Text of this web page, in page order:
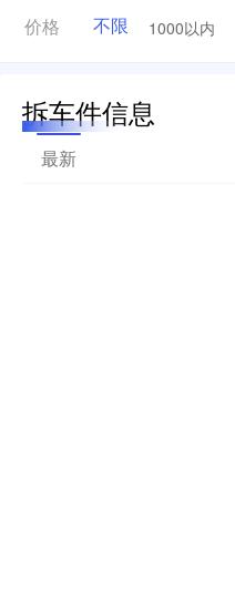
价格 不限 1000以内
拆车件信息
最新